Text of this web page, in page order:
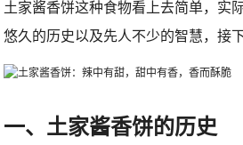
土家酱香饼这种食物看上去简单，实
悠久的历史以及先人不少的智慧，接
一、土家酱香饼的历史